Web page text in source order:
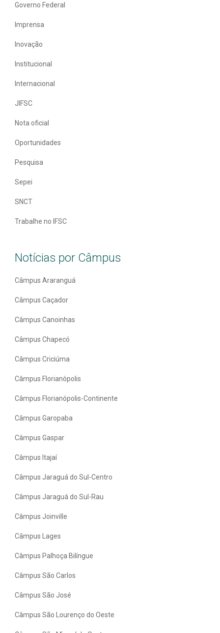
Governo Federal
Imprensa
Inovação
Institucional
Internacional
JIFSC
Nota oficial
Oportunidades
Pesquisa
Sepei
SNCT
Trabalhe no IFSC
Notícias por Câmpus
Câmpus Araranguá
Câmpus Caçador
Câmpus Canoinhas
Câmpus Chapecó
Câmpus Criciúma
Câmpus Florianópolis
Câmpus Florianópolis-Continente
Câmpus Garopaba
Câmpus Gaspar
Câmpus Itajaí
Câmpus Jaraguá do Sul-Centro
Câmpus Jaraguá do Sul-Rau
Câmpus Joinville
Câmpus Lages
Câmpus Palhoça Bilíngue
Câmpus São Carlos
Câmpus São José
Câmpus São Lourenço do Oeste